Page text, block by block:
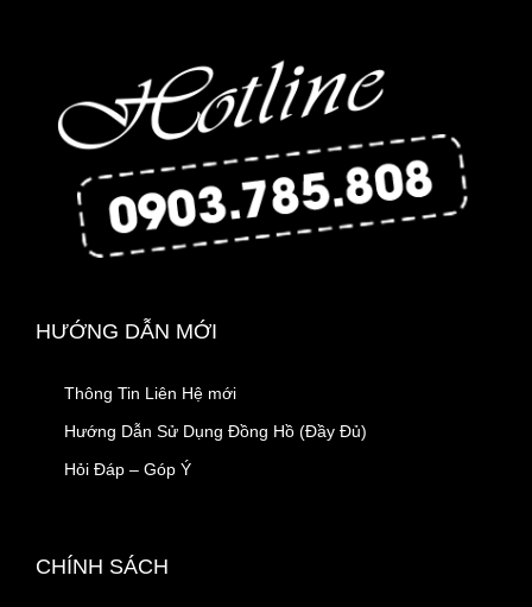
44MM
Thép không gỉ mạ PVD đen (1)
Thép không gỉ mạ PVD vàng hồng
Titan (1)
Titanium (1)
HƯỚNG DẪN MỚI
Thông Tin Liên Hệ mới
Hướng Dẫn Sử Dụng Đồng Hồ (Đầy Đủ)
Hỏi Đáp – Góp Ý
CHÍNH SÁCH